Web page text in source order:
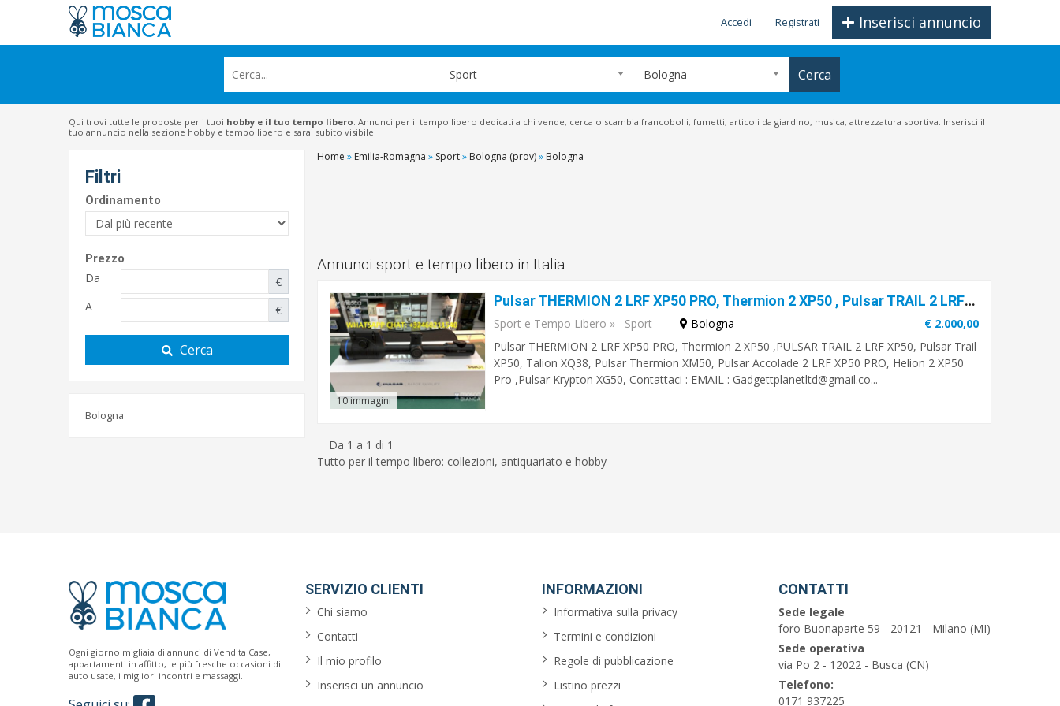
Inserisci annuncio
Accedi Registrati
Sport Bologna Cerca
Qui trovi tutte le proposte per i tuoi hobby e il tuo tempo libero. Annunci per il tempo libero dedicati a chi vende, cerca o scambia francobolli, fumetti, articoli da giardino, musica, attrezzatura sportiva. Inserisci il
tuo annuncio nella sezione hobby e tempo libero e sarai subito visibile.
Filtri
Ordinamento
Prezzo
Da
€
A
€
Cerca
Bologna
Home » Emilia-Romagna » Sport» Bologna (prov)» Bologna
Annunci sport e tempo libero in Italia
10 immagini
Pulsar THERMION 2 LRF XP50 PRO, Thermion 2 XP50 , Pulsar TRAIL 2 LRF XP50, Pulsar Trail XP50, Pulsar Helion 2 XP50 Pro , Pulsar Accolade 2 LRF XP50 PRO
Sport e Tempo Libero » Sport Bologna
€ 2.000,00
Pulsar THERMION 2 LRF XP50 PRO, Thermion 2 XP50 ,PULSAR TRAIL 2 LRF XP50, Pulsar Trail
XP50, Talion XQ38, Pulsar Thermion XM50, Pulsar Accolade 2 LRF XP50 PRO, Helion 2 XP50
Pro ,Pulsar Krypton XG50, Contattaci : EMAIL : Gadgettplanetltd@gmail.co...
Da 1 a 1 di 1
Tutto per il tempo libero: collezioni, antiquariato e hobby
Ogni giorno migliaia di annunci di Vendita Case,
appartamenti in affitto, le più fresche occasioni di
auto usate, i migliori incontri e massaggi.
SERVIZIO CLIENTI
Chi siamo
Contatti
Il mio profilo
Inserisci un annuncio
INFORMAZIONI
Informativa sulla privacy
Termini e condizioni
Regole di pubblicazione
Listino prezzi
CONTATTI
Sede legale
foro Buonaparte 59 - 20121 - Milano (MI)
Sede operativa
via Po 2 - 12022 - Busca (CN)
Telefono:
0171 937225